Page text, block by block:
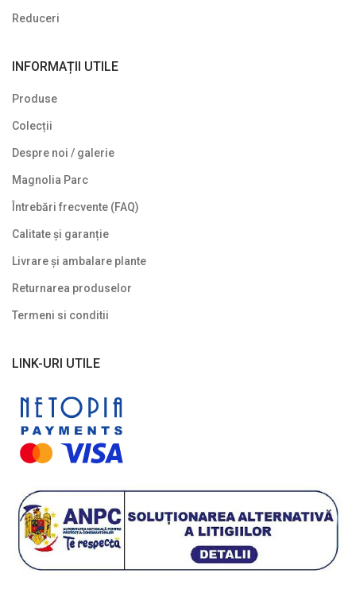
Reduceri
INFORMAȚII UTILE
Produse
Colecții
Despre noi / galerie
Magnolia Parc
Întrebări frecvente (FAQ)
Calitate și garanție
Livrare și ambalare plante
Returnarea produselor
Termeni si conditii
LINK-URI UTILE